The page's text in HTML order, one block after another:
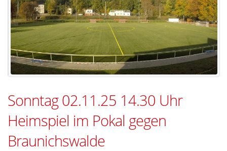
Sonntag 02.11.25 14.30 Uhr
Heimspiel im Pokal gegen
Braunichswalde